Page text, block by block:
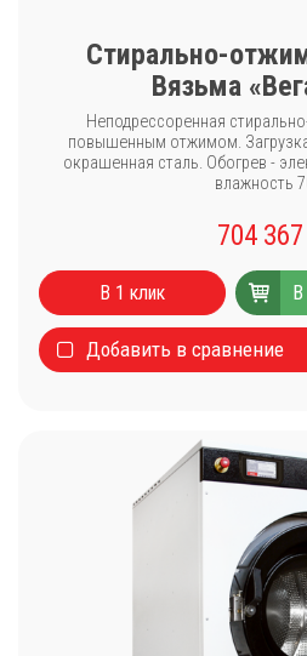
Стирально-
Вязьма
Неподрессоренная
повышенным отжимом.
окрашенная сталь. Обогрев -
влажность
704 367
В 1 клик
Добавить в сравнение